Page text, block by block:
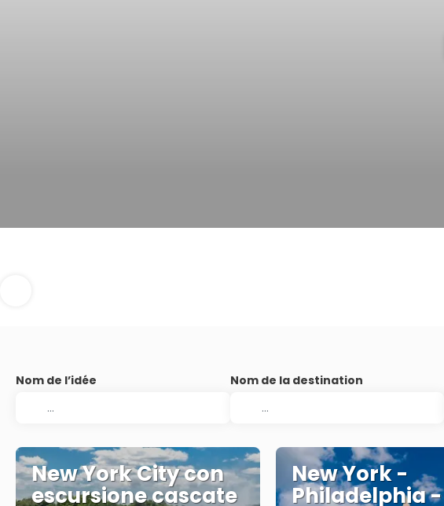
Nom de l’idée Nom de la destination
New York City con
escursione cascate
New York -
Philadelphia -